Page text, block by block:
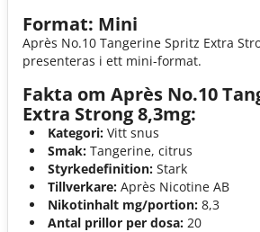
Format: Mini
Après No.10 Tangerine Spritz Extra
presenteras i ett mini-format.
Fakta om Après No.10
Extra Strong 8,3mg:
Kategori: Vitt snus
Smak: Tangerine, citrus
Styrkedefinition: Stark
Tillverkare: Après Nicotine AB
Nikotinhalt mg/portion: 8,3
Antal prillor per dosa: 20